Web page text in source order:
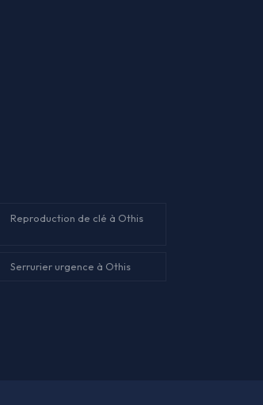
Reproduction de clé à Othis
Serrurier urgence à Othis